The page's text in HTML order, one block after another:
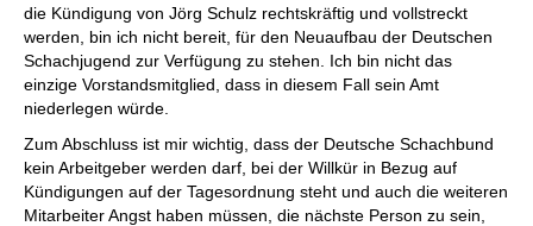
die Kündigung von Jörg Schulz rechtskräftig und vollstreckt
werden, bin ich nicht bereit, für den Neuaufbau der Deutschen
Schachjugend zur Verfügung zu stehen. Ich bin nicht das
einzige Vorstandsmitglied, dass in diesem Fall sein Amt
niederlegen würde.
Zum Abschluss ist mir wichtig, dass der Deutsche Schachbund
kein Arbeitgeber werden darf, bei der Willkür in Bezug auf
Kündigungen auf der Tagesordnung steht und auch die weiteren
Mitarbeiter Angst haben müssen, die nächste Person zu sein,